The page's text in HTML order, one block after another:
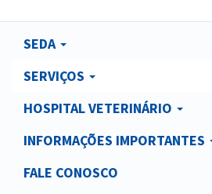
Main
navigation
SEDA
SERVIÇOS
HOSPITAL VETERINÁRIO
INFORMAÇÕES IMPORTANTES
FALE CONOSCO